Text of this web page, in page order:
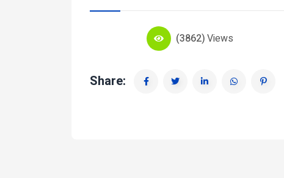
(3862)Views
Share: